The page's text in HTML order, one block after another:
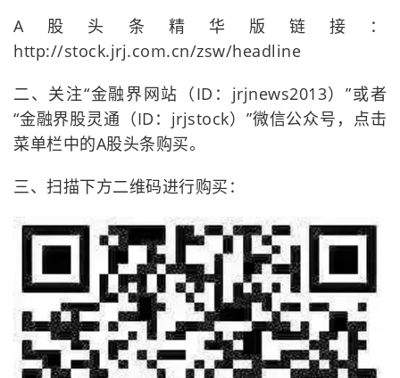
A股头条精华版链接：
http://stock.jrj.com.cn/zsw/headline
二、关注“金融界网站（ID：jrjnews2013）”或者
“金融界股灵通（ID：jrjstock）”微信公众号，点击
菜单栏中的A股头条购买。
三、扫描下方二维码进行购买：